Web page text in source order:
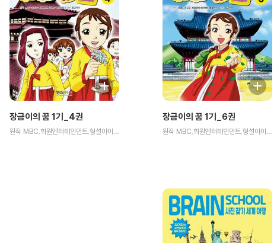
장금이의 꿈 1기_4권
원작 MBC,희원엔터테인먼트,형설아이/만화 둥근아이 저
장금이의 꿈 1기_6권
원작 MBC,희원엔터테인먼트,형설아이/만화 둥근아이 저